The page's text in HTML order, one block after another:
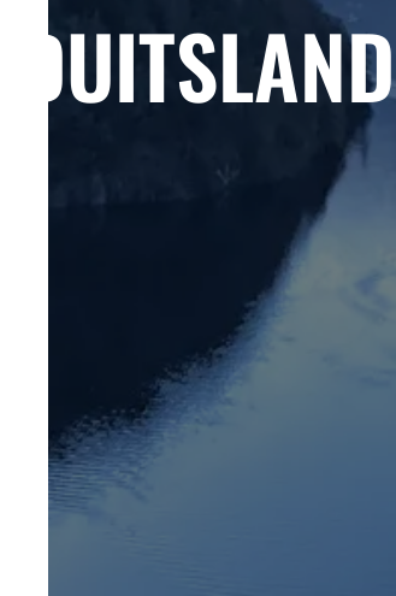
DUITSLAND